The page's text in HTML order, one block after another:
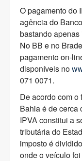
O pagamento do
agência do
bastando
No BB e no
pagamento on-
disponíveis no
071 0071.
De acordo com o
Bahia é de cerca
IPVA constitui a
tributária do
imposto é
onde o veículo